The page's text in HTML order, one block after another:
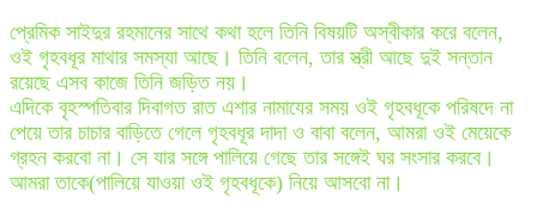
প্রেমিক সাইদুর রহমানের সাথে কথা হলে তিনি বিষয়টি অস্বীকার করে বলেন,
ওই গৃহবধূর মাথার সমস্যা আছে। তিনি বলেন, তার স্ত্রী আছে দুই সন্তান
রয়েছে এসব কাজে তিনি জড়িত নয়।
এদিকে বৃহস্পতিবার দিবাগত রাত এশার নামাযের সময় ওই গৃহবধূকে পরিষদে না
পেয়ে তার চাচার বাড়িতে গেলে গৃহবধূর দাদা ও বাবা বলেন, আমরা ওই মেয়েকে
গ্রহন করবো না। সে যার সঙ্গে পালিয়ে গেছে তার সঙ্গেই ঘর সংসার করবে।
আমরা তাকে(পালিয়ে যাওয়া ওই গৃহবধূকে) নিয়ে আসবো না।